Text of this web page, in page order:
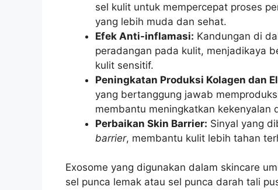
sel kulit untuk mempercepat proses
yang lebih muda dan sehat.
Efek Anti-inflamasi: Kandungan di
peradangan pada kulit, menjadikaya
kulit sensitif.
Peningkatan Produksi Kolagen dan
yang bertanggung jawab
membantu meningkatkan kekenyalan
Perbaikan Skin Barrier: Sinyal yang
barrier, membantu kulit lebih tahan
Exosome yang digunakan dalam skincare
sel punca lemak atau sel punca darah tali